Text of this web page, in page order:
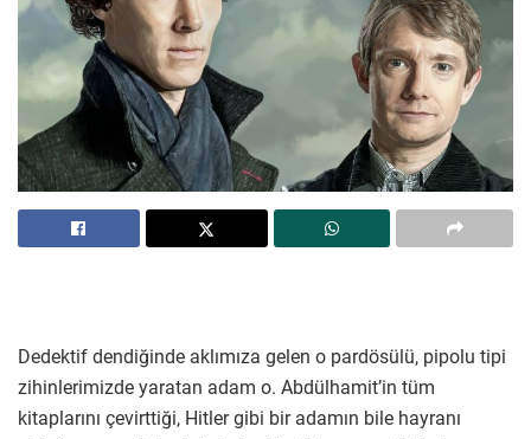
Dedektif dendiğinde aklımıza gelen o pardösülü, pipolu tipi
zihinlerimizde yaratan adam o. Abdülhamit’in tüm
kitaplarını çevirttiği, Hitler gibi bir adamın bile hayranı